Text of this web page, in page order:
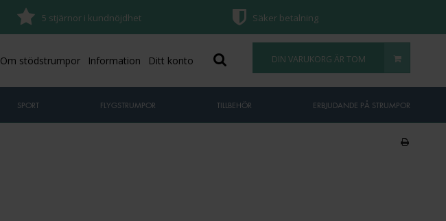
5 stjärnor i kundnöjdhet Säker betalning
DIN VARUKORG ÄR TOM
Om stödstrumpor Information Ditt konto
SPORT FLYGSTRUMPOR TILLBEHÖR ERBJUDANDE PÅ STRUMPOR